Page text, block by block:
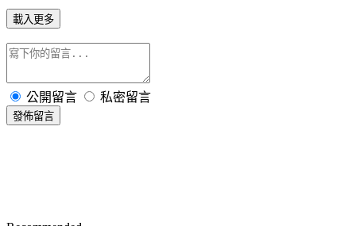
載入更多
公開留言 私密留言
發佈留言